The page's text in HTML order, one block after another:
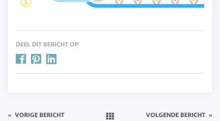
DEEL DIT BERICHT OP
« VORIGE BERICHT VOLGENDE BERICHT »